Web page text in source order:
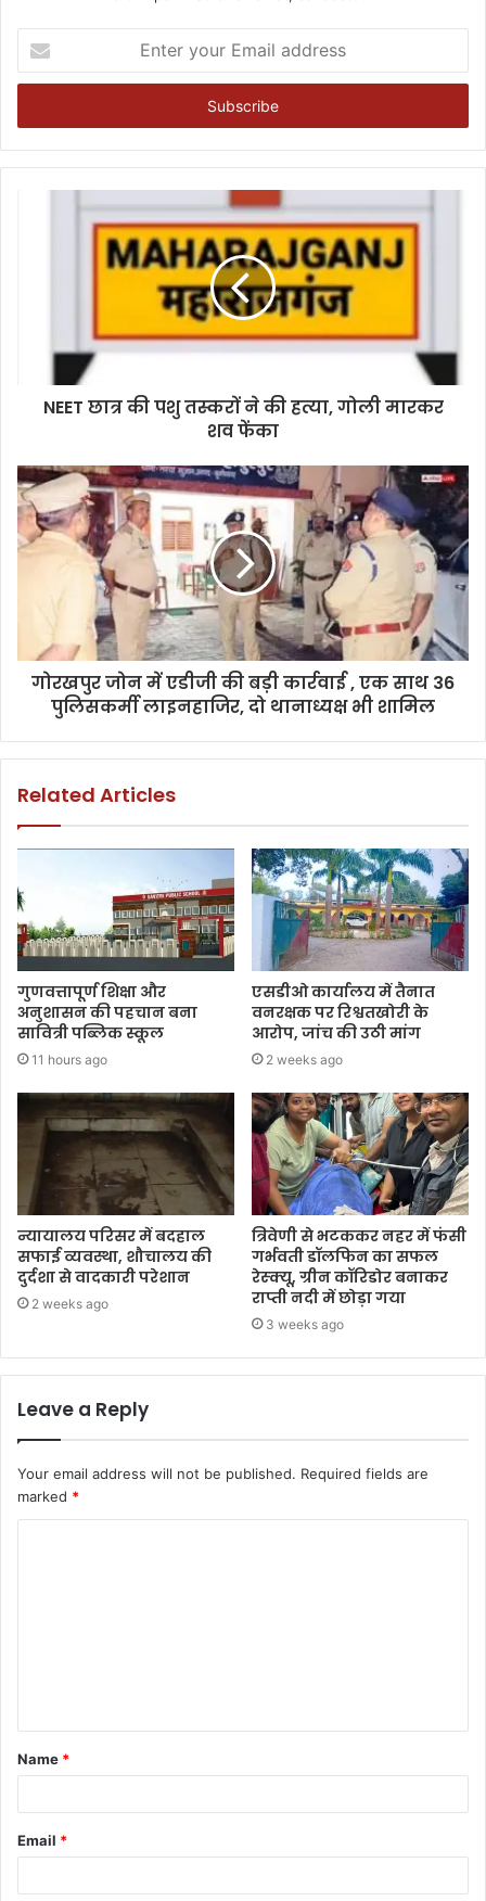
your
Email
NEET छात्र की पशु तस्करों ने की हत्या, गोली मारकर
शव फेंका
गोरखपुर जोन में एडीजी की बड़ी कार्रवाई , एक साथ 36
पुलिसकर्मी लाइनहाजिर, दो थानाध्यक्ष भी शामिल
Related Articles
गुणवत्तापूर्ण शिक्षा और
अनुशासन की पहचान बना
सावित्री पब्लिक स्कूल
11 hours ago
एसडीओ कार्यालय में तैनात
वनरक्षक पर रिश्वतखोरी के
आरोप, जांच की उठी मांग
2 weeks ago
न्यायालय परिसर में बदहाल
सफाई व्यवस्था, शौचालय की
दुर्दशा से वादकारी परेशान
2 weeks ago
त्रिवेणी से भटककर नहर में फंसी
गर्भवती डॉलफिन का सफल
रेस्क्यू, ग्रीन कॉरिडोर बनाकर
राप्ती नदी में छोड़ा गया
3 weeks ago
Leave a Reply
Your email address will not be published. Required fields are
marked *
Name *
Email *